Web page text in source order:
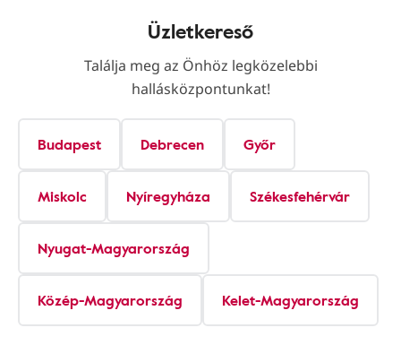
Üzletkereső
Találja meg az Önhöz legközelebbi
hallásközpontunkat!
Budapest Debrecen Győr
Miskolc Nyíregyháza Székesfehérvár
Nyugat-Magyarország
Közép-Magyarország Kelet-Magyarország